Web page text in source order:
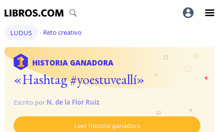
LUDUS › Reto creativo
HISTORIA GANADORA
«Hashtag #yoestuveallí»
Escrito por N. de la Flor Ruiz
Leer historia ganadora